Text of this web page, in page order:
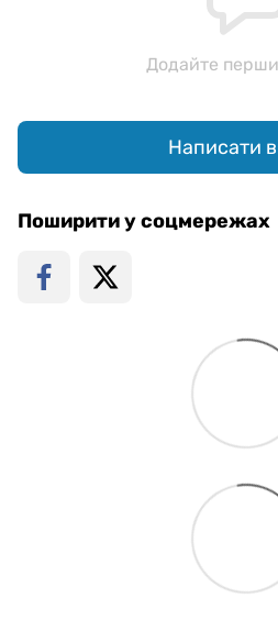
Додайте
Написати
Поширити у соцмережах